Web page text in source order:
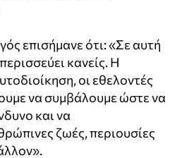
επισήμανε ότι: «Σε αυτή
κανείς. Η
οι εθελοντές
να συμβάλουμε ώστε να
και να
ζωές, περιουσίες